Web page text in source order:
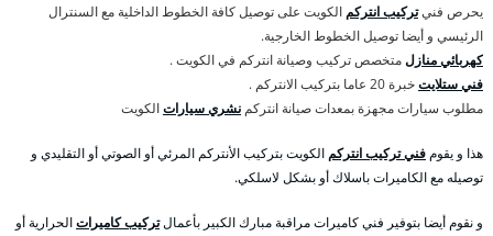
يحرص فنيتركيب انتركم الكويت على توصيل كافة الخطوط الداخلية مع السنترال
الرئيسي و أيضا توصيل الخطوط الخارجية.
كهربائي منازلمتخصص تركيب وصيانة انتركم في الكويت .
فني ستلايتخبرة 20 عاما بتركيب الانتركم .
مطلوب سيارات مجهزة بمعدات صيانة انتركم نشري سياراتالكويت
هذا و يقوم فني تركيب انتركم الكويت بتركيب الأنتركم المرئي أو الصوتي أو التقليدي و
توصيله مع الكاميرات باسلاك أو بشكل لاسلكي.
و نقوم أيضا بتوفير فني كاميرات مراقبة مبارك الكبير بأعمالتركيب كاميراتالحرارية أو